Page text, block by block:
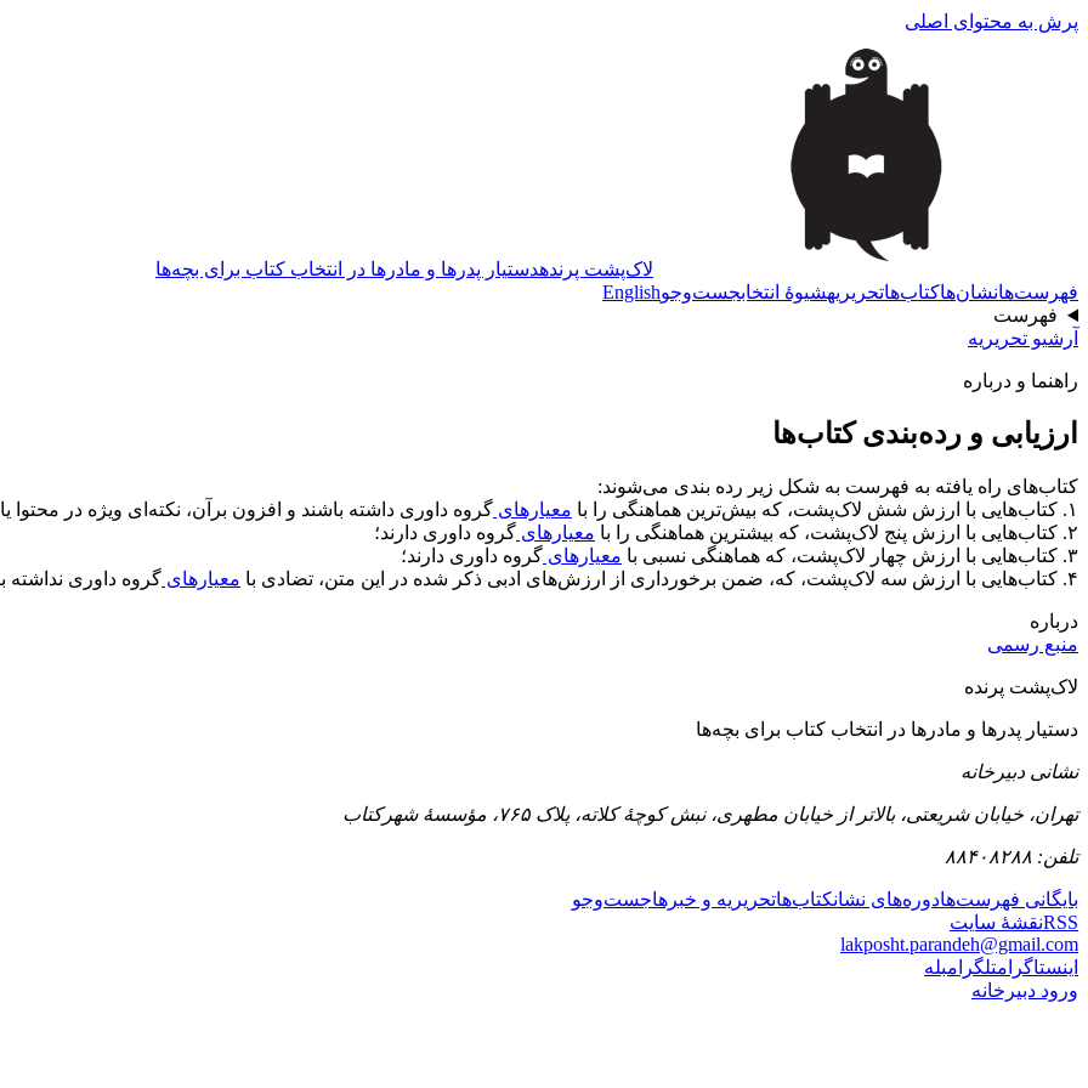
پرش به محتوای اصلی
لاک‌پشت پرندهدستیار پدرها و مادرها در انتخاب کتاب برای بچه‌ها
فهرست‌هانشان‌هاکتاب‌هاتحریریهشیوهٔ انتخابجست‌وجوEnglish
فهرست
آرشیو تحریریه
راهنما و درباره
ارزیابی و رده‌بندی کتاب‌ها
کتاب‌های راه یافته به فهرست به شکل زیر رده بندی می‌شوند:
۱. کتاب‌هایی با ارزش شش لاک‌پشت، که بیش‌ترین هماهنگی را با
معیارهای گروه داوری داشته باشند و افزون بر‌آن، نکته‌ای ویژه در محتوا
۲. کتاب‌هایی با ارزش پنج لاک‌پشت، که بیشترین هماهنگی را با
معیارهای گروه داوری دارند؛
۳. کتاب‌هایی با ارزش چهار لاک‌پشت، که هماهنگی نسبی با
معیارهای گروه داوری دارند؛
۴. کتاب‌هایی با ارزش سه لاک‌پشت، که، ضمن برخورداری از ارزش‌های ادبی ذکر شده در این متن، تضادی با
معیارهای گروه داوری نداشته
درباره
منبع رسمی
لاک‌پشت پرنده
دستیار پدرها و مادرها در انتخاب کتاب برای بچه‌ها
نشانی دبیرخانه
تهران، خیابان شریعتی، بالاتر از خیابان مطهری، نبش کوچهٔ کلاته، پلاک ۷۶۵، مؤسسهٔ شهرکتاب
تلفن: ۸۸۴۰۸۲۸۸
بایگانی فهرست‌هادوره‌های نشانکتاب‌هاتحریریه و خبرهاجست‌وجو
RSSنقشهٔ سایت
lakposht.parandeh@gmail.com
اینستاگرامتلگرامبله
ورود دبیرخانه